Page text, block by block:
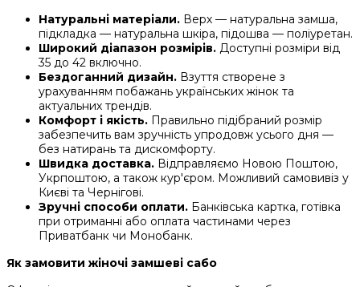
Натуральні матеріали. Верх — натуральна замша,
підкладка — натуральна шкіра, підошва — поліуретан.
Широкий діапазон розмірів. Доступні розміри від
35 до 42 включно.
Бездоганний дизайн. Взуття створене з
урахуванням побажань українських жінок та
актуальних трендів.
Комфорт і якість. Правильно підібраний розмір
забезпечить вам зручність упродовж усього дня —
без натирань та дискомфорту.
Швидка доставка. Відправляємо Новою Поштою,
Укрпоштою, а також кур'єром. Можливий самовивіз у
Києві та Чернігові.
Зручні способи оплати. Банківська картка, готівка
при отриманні або оплата частинами через
Приватбанк чи Монобанк.
Як замовити жіночі замшеві сабо